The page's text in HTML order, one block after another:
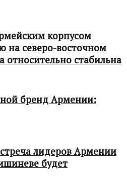
корпусом
на северо-восточном
относительно стабильна
бренд Армении:
лидеров Армении
будет